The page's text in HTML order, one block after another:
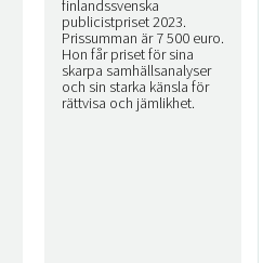
finlandssvenska
publicistpriset 2023.
Prissumman är 7 500 euro.
Hon får priset för sina
skarpa samhällsanalyser
och sin starka känsla för
rättvisa och jämlikhet.